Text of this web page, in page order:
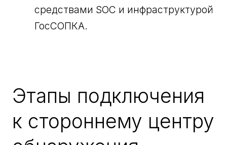
средствами SOC и инфраструктурой
ГосСОПКА.
Этапы подключения
к стороннему центру